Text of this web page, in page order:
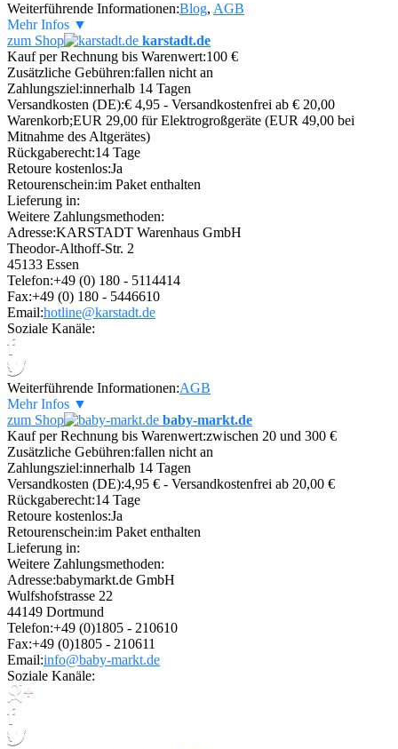
Weiterführende Informationen:Blog, AGB
Mehr Infos ▼
zum Shop
karstadt.de
Kauf per Rechnung bis Warenwert:100 €
Zusätzliche Gebühren:fallen nicht an
Zahlungsziel:innerhalb 14 Tagen
Versandkosten (DE):€ 4,95 - Versandkostenfrei ab € 20,00
Warenkorb;EUR 29,00 für Elektrogroßgeräte (EUR 49,00 bei
Mitnahme des Altgerätes)
Rückgaberecht:14 Tage
Retoure kostenlos:Ja
Retourenschein:im Paket enthalten
Lieferung in:
Weitere Zahlungsmethoden:
Adresse:KARSTADT Warenhaus GmbH
Theodor-Althoff-Str. 2
45133 Essen
Telefon:+49 (0) 180 - 5114414
Fax:+49 (0) 180 - 5446610
Email:hotline@karstadt.de
Soziale Kanäle:
Weiterführende Informationen:AGB
Mehr Infos ▼
zum Shop
baby-markt.de
Kauf per Rechnung bis Warenwert:zwischen 20 und 300 €
Zusätzliche Gebühren:fallen nicht an
Zahlungsziel:innerhalb 14 Tagen
Versandkosten (DE):4,95 € - Versandkostenfrei ab 20,00 €
Rückgaberecht:14 Tage
Retoure kostenlos:Ja
Retourenschein:im Paket enthalten
Lieferung in:
Weitere Zahlungsmethoden:
Adresse:babymarkt.de GmbH
Wulfshofstrasse 22
44149 Dortmund
Telefon:+49 (0)1805 - 210610
Fax:+49 (0)1805 - 210611
Email:info@baby-markt.de
Soziale Kanäle: